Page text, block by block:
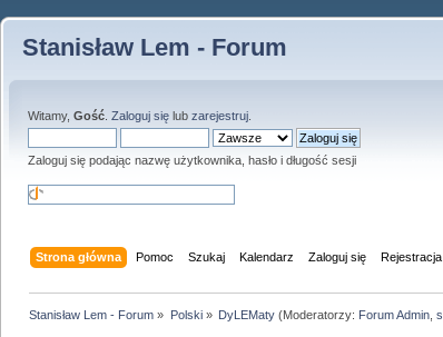
Stanisław Lem - Forum
Witamy, Gość Zaloguj się lub zarejestruj
Zaloguj się podając nazwę użytkownika, hasło i długość sesji
Strona główna Pomoc Szukaj Kalendarz Zaloguj się Rejestracja
Stanisław Lem - Forum » Polski» DyLEMaty(Moderatorzy: Forum Admin,